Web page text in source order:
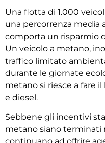
Una flotta di 1.000
una percorrenza media
comporta un risparmio
Un veicolo a metano,
traffico limitato
durante le giornate
metano si riesce a fare
e diesel.
Sebbene gli incentivi
metano siano terminati